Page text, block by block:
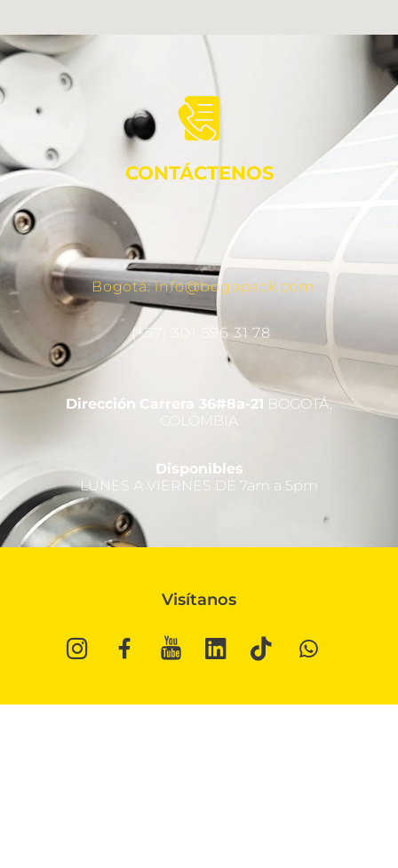
CONTÁCTENOS
Bogotá: info@bogopack.com
(+57) 301 596 31 78
Dirección Carrera 36#8a-21 BOGOTÁ,
COLOMBIA
Disponibles
LUNES A VIERNES DE 7am a 5pm
Visítanos